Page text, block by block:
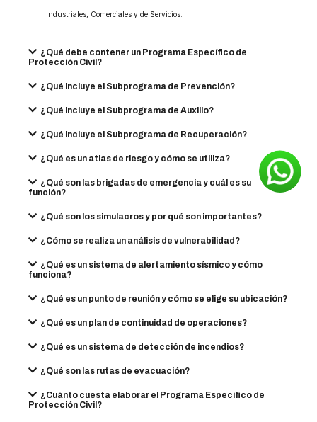
Industriales, Comerciales y de Servicios.
¿Qué debe contener un Programa Específico de
Protección Civil?
¿Qué incluye el Subprograma de Prevención?
¿Qué incluye el Subprograma de Auxilio?
¿Qué incluye el Subprograma de Recuperación?
¿Qué es un atlas de riesgo y cómo se utiliza?
¿Qué son las brigadas de emergencia y cuál es su
función?
¿Qué son los simulacros y por qué son importantes?
¿Cómo se realiza un análisis de vulnerabilidad?
¿Qué es un sistema de alertamiento sísmico y cómo
funciona?
¿Qué es un punto de reunión y cómo se elige su ubicación?
¿Qué es un plan de continuidad de operaciones?
¿Qué es un sistema de detección de incendios?
¿Qué son las rutas de evacuación?
¿Cuánto cuesta elaborar el Programa Específico de
Protección Civil?